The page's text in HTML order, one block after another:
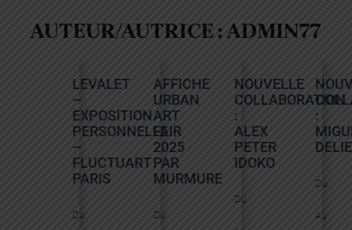
AUTEUR/AUTRICE :ADMIN77
LEVALET
–
EXPOSITION
PERSONNELLE
–
FLUCTUART
PARIS
Du
AFFICHE
URBAN
ART
FAIR
2025
PAR
MURMURE
Du
NOUVELLE
COLLABORATION
:
ALEX
PETER
IDOKO
Du
:
DELIE
Du
Au